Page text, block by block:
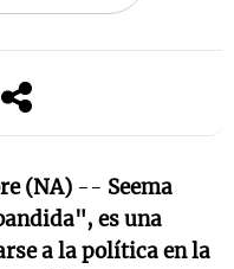
(NA) -- Seema
es una
a la política en la